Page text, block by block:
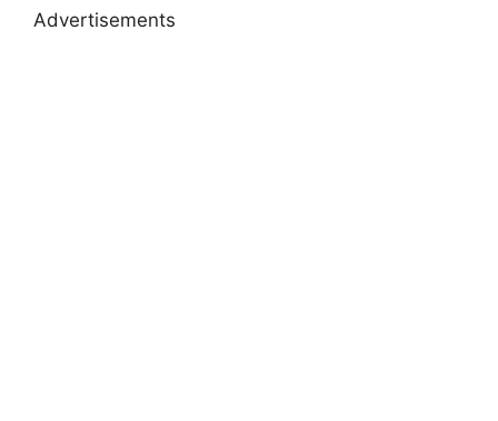
Advertisements